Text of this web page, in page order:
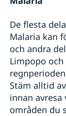
De flesta
Malaria kan
och andra
Limpopo
Stäm alltid
innan
områden du